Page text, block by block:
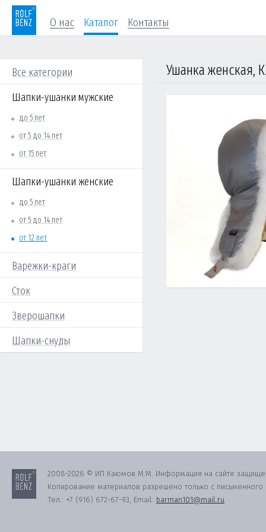
О нас Каталог Контакты
Все категории
Шапки-ушанки мужские
до 5 лет
от 5 до 14 лет
от 15 лет
Шапки-ушанки женские
до 5 лет
от 5 до 14 лет
от 12 лет
Варежки-краги
Сток
Зверошапки
Шапки-снуды
Ушанка женская,
2008-2026 © ИП Каюмов М.М. Информация на сайте
Копирование материалов разрешено только с письменного
Тел.: +7 (916) 672-67-93, Email: barman101@mail.ru